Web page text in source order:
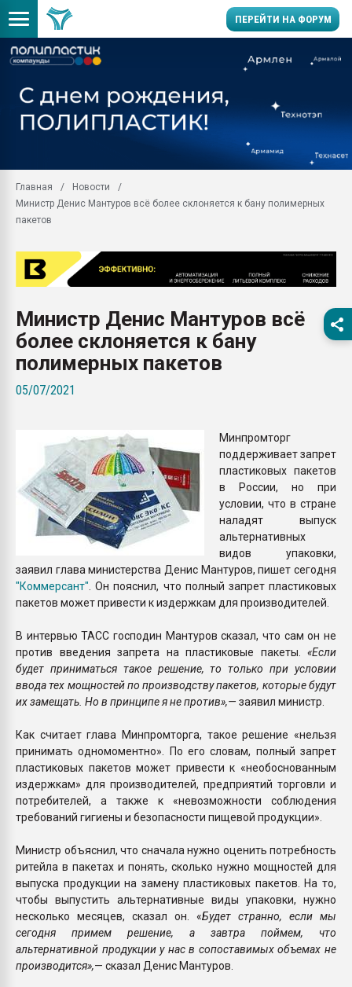
ПЕРЕЙТИ НА ФОРУМ
заводу пластмасс"
28.07.2026
первый план в
28.07.2026
ситуацией на
Главная
Новости
Министр Денис Мантуров всё более склоняется к бану полимерных
пакетов
Министр Денис Мантуров всё
более склоняется к бану
полимерных пакетов
05/07/2021
Минпромторг
поддерживает запрет
пластиковых пакетов
в России, но при
условии, что в стране
наладят выпуск
альтернативных
видов упаковки,
заявил глава министерства Денис Мантуров, пишет сегодня
"Коммерсант" . Он пояснил, что полный запрет пластиковых
пакетов может привести к издержкам для производителей.
В интервью ТАСС господин Мантуров сказал, что сам он не
против введения запрета на пластиковые пакеты. «Если
будет приниматься такое решение, то только при условии
ввода тех мощностей по производству пакетов, которые будут
их замещать. Но в принципе я не против»,— заявил министр.
Как считает глава Минпромторга, такое решение «нельзя
принимать одномоментно». По его словам, полный запрет
пластиковых пакетов может привести к «необоснованным
издержкам» для производителей, предприятий торговли и
потребителей, а также к «невозможности соблюдения
требований гигиены и безопасности пищевой продукции».
Министр объяснил, что сначала нужно оценить потребность
ритейла в пакетах и понять, сколько нужно мощностей для
выпуска продукции на замену пластиковых пакетов. На то,
чтобы выпустить альтернативные виды упаковки, нужно
несколько месяцев, сказал он. «Будет странно, если мы
сегодня примем решение, а завтра поймем, что
альтернативной продукции у нас в сопоставимых объемах не
производится»,— сказал Денис Мантуров.